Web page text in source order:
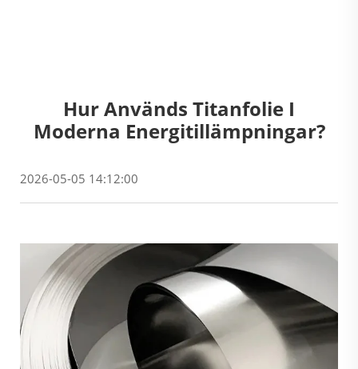
Hur Används Titanfolie I
Moderna Energitillämpningar?
2026-05-05 14:12:00